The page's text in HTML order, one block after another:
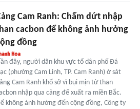
Cam Ranh: Chấm dứt nhập
cacbon để không ảnh hưởng
đồng
đây, người dân khu vực tổ dân phố Đá
(phường Cam Linh, TP. Cam Ranh) ở sát
Cam Ranh khổ sở vì bụi mịn từ than
nhập qua cảng để xuất ra miền Bắc.
không ảnh hưởng đến cộng đồng, Công ty